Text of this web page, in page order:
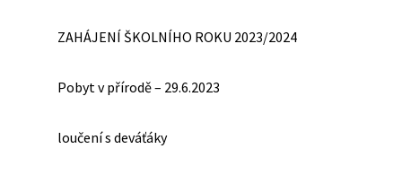
ZAHÁJENÍ ŠKOLNÍHO ROKU 2023/2024
Pobyt v přírodě – 29.6.2023
loučení s deváťáky